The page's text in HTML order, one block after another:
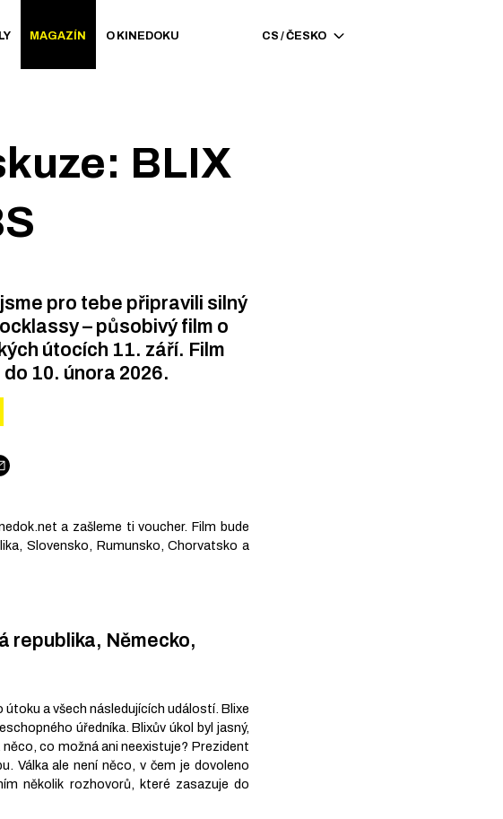
MAGAZÍN O KINEDOKU CS /ČESKO
BLIX
pro tebe připravili silný
– působivý film o
útocích 11. září. Film
10. února 2026.
a zašleme ti voucher. Film bude
Slovensko, Rumunsko, Chorvatsko a
republika, Německo,
a všech následujících událostí. Blixe
úředníka. Blixův úkol byl jasný,
co možná ani neexistuje? Prezident
Válka ale není něco, v čem je dovoleno
několik rozhovorů, které zasazuje do